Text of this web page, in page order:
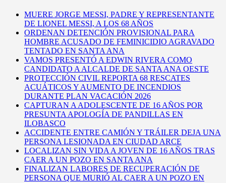
MUERE JORGE MESSI, PADRE Y REPRESENTANTE
DE LIONEL MESSI, A LOS 68 AÑOS
ORDENAN DETENCIÓN PROVISIONAL PARA
HOMBRE ACUSADO DE FEMINICIDIO AGRAVADO
TENTADO EN SANTA ANA
VAMOS PRESENTÓ A EDWIN RIVERA COMO
CANDIDATO A ALCALDE DE SANTA ANA OESTE
PROTECCIÓN CIVIL REPORTA 68 RESCATES
ACUÁTICOS Y AUMENTO DE INCENDIOS
DURANTE PLAN VACACIÓN 2026
CAPTURAN A ADOLESCENTE DE 16 AÑOS POR
PRESUNTA APOLOGÍA DE PANDILLAS EN
ILOBASCO
ACCIDENTE ENTRE CAMIÓN Y TRÁILER DEJA UNA
PERSONA LESIONADA EN CIUDAD ARCE
LOCALIZAN SIN VIDA A JOVEN DE 16 AÑOS TRAS
CAER A UN POZO EN SANTA ANA
FINALIZAN LABORES DE RECUPERACIÓN DE
PERSONA QUE MURIÓ AL CAER A UN POZO EN